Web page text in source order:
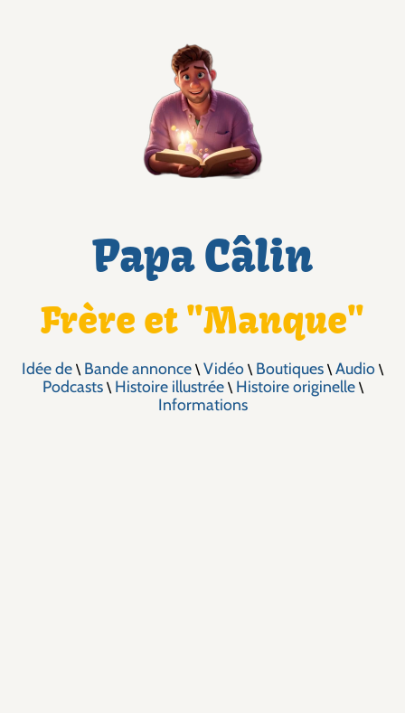
Papa Câlin
Frère et "Manque"
Idée de \ Bande annonce \ Vidéo \ Boutiques \ Audio \
Podcasts\ Histoire illustrée\ Histoire originelle\
Informations